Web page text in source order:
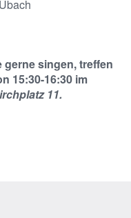
gerne singen, treffen
15:30-16:30 im
11.